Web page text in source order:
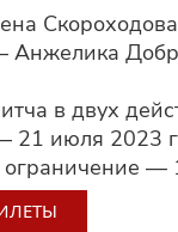
Скороходова
Анжелика
в двух
21 июля 2023
ограничение —